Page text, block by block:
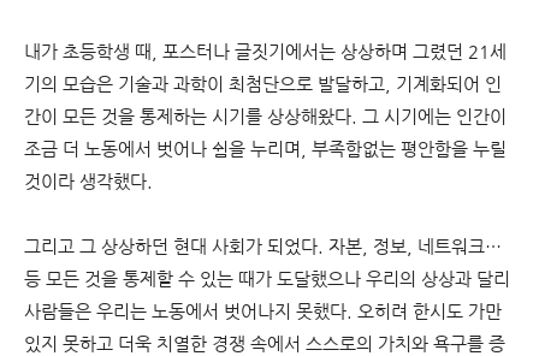
내가 초등학생 때, 포스터나 글짓기에서는 상상하며 그렸던 21세
기의 모습은 기술과 과학이 최첨단으로 발달하고, 기계화되어 인
간이 모든 것을 통제하는 시기를 상상해왔다. 그 시기에는 인간이
조금 더 노동에서 벗어나 쉼을 누리며, 부족함없는 평안함을 누릴
것이라 생각했다.
그리고 그 상상하던 현대 사회가 되었다. 자본, 정보, 네트워크…
등 모든 것을 통제할 수 있는 때가 도달했으나 우리의 상상과 달리
사람들은 우리는 노동에서 벗어나지 못했다. 오히려 한시도 가만
있지 못하고 더욱 치열한 경쟁 속에서 스스로의 가치와 욕구를 증